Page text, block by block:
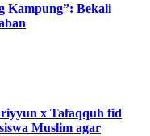
Kampung”: Bekali
x Tafaqquh fid
Muslim agar